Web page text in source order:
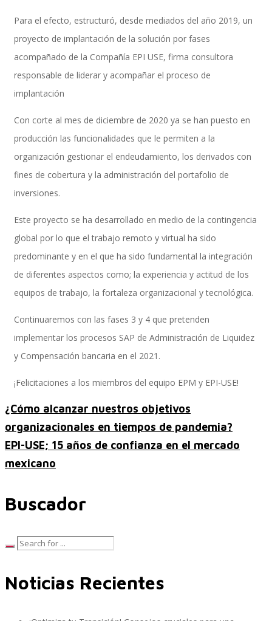
SAP SuccessFactors Training Education
Express Packages
Soporte SuccessFactors
SAP Time & Attendance by Workforce Software
SAP Time and Attendance
Cloud Conveyer
SAP Onpremise Servicios y Productos
Para el efecto, estructuró, desde mediados del año 2019, un
proyecto de implantación de la solución por fases
acompañado de la Compañía EPI USE, firma consultora
responsable de liderar y acompañar el proceso de
implantación
Con corte al mes de diciembre de 2020 ya se han puesto en
producción las funcionalidades que le permiten a la
organización gestionar el endeudamiento, los derivados con
fines de cobertura y la administración del portafolio de
inversiones.
Este proyecto se ha desarrollado en medio de la contingencia
global por lo que el trabajo remoto y virtual ha sido
predominante y en el que ha sido fundamental la integración
de diferentes aspectos como; la experiencia y actitud de los
equipos de trabajo, la fortaleza organizacional y tecnológica.
Continuaremos con las fases 3 y 4 que pretenden
implementar los procesos SAP de Administración de Liquidez
y Compensación bancaria en el 2021.
¡Felicitaciones a los miembros del equipo EPM y EPI-USE!
¿Cómo alcanzar nuestros objetivos
organizacionales en tiempos de pandemia?
EPI-USE; 15 años de confianza en el mercado
mexicano
Buscador
Noticias Recientes